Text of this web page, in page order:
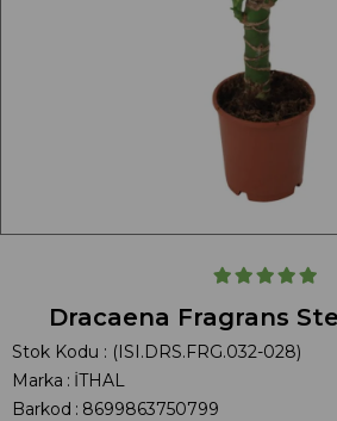
Dracaena Fragrans
Stok Kodu
(ISI.DRS.FRG.032-028)
Marka : İTHAL
Barkod : 8699863750799